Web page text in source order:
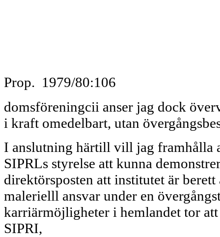
Prop. 1979/80:106
domsföreningcii anser jag dock
i kraft omedelbart, utan
I anslutning härtill vill jag framhålla
SIPRLs styrelse att kunna
direktörsposten att institutet är
malerielll ansvar under en
karriärmöjligheter i hemlandet tor
SIPRI,